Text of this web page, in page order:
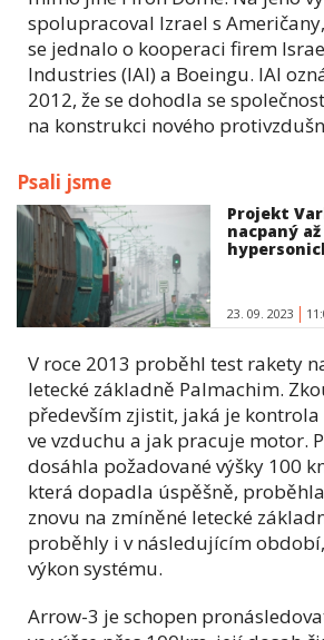
spolupracoval Izrael s
se jednalo o kooperaci firem
Industries (IAI) a Boeingu. IAI
2012, že se dohodla se
na konstrukci nového
Psali jsme
Projekt
nacpaný
23. 09. 2023
V roce 2013 proběhl test rakety
letecké základně Palmachim.
především zjistit, jaká je
ve vzduchu a jak pracuje motor.
dosáhla požadované výšky 100
která dopadla úspěšně,
znovu na zmíněné letecké
proběhly i v následujícím
výkon systému.
Arrow-3 je schopen